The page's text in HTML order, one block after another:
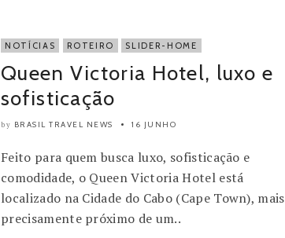
NOTÍCIAS ROTEIRO SLIDER-HOME
Queen Victoria Hotel, luxo e
sofisticação
by BRASIL TRAVEL NEWS 16 JUNHO
Feito para quem busca luxo, sofisticação e
comodidade, o Queen Victoria Hotel está
localizado na Cidade do Cabo (Cape Town), mais
precisamente próximo de um..